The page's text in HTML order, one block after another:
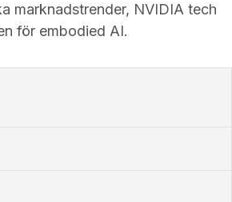
marknadstrender, NVIDIA tech
för embodied AI.